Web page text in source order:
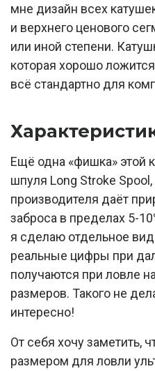
мне дизайн всех
и верхнего ценового
или иной степени.
которая хорошо
всё стандартно для
Ещё одна «фишка» этой
шпуля Long Stroke
производителя даёт
заброса в пределах 5-
я сделаю отдельное
реальные цифры при
получаются при ловле
размеров. Такого не
интересно!
От себя хочу заметить,
размером для ловли